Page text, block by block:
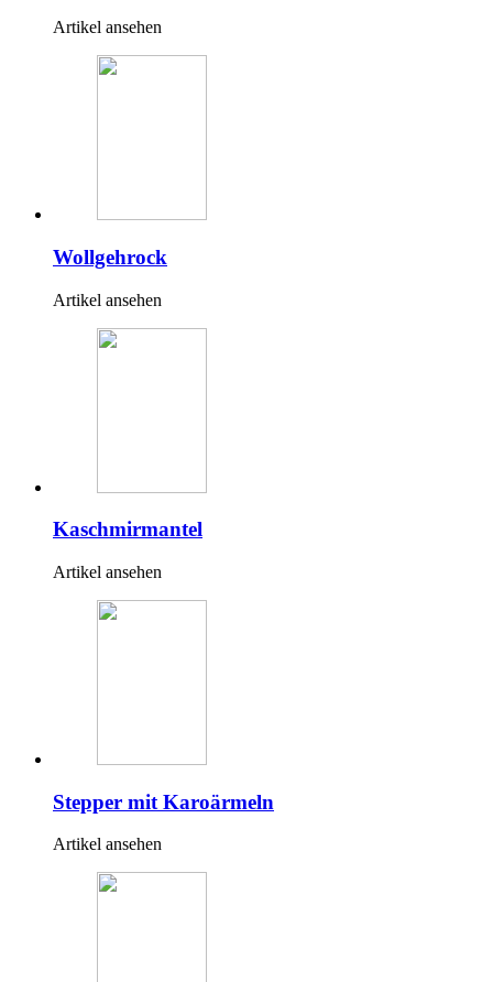
Artikel ansehen
Wollgehrock
Artikel ansehen
Kaschmirmantel
Artikel ansehen
Stepper mit Karoärmeln
Artikel ansehen